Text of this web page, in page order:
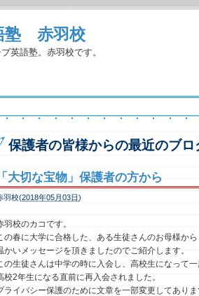
塾 赤羽校
英語塾。赤羽校です。
保護者の皆様からの最近のブロ
「大切な宝物」保護者の方から
羽校(2018年05月03日)
羽校のカコです。
の春に大学に合格した、ある生徒さんのお母様から
かいメッセージを頂きましたのでご紹介します。
の生徒さんは中学の時に入会し、高校生になって一
校2年生になる直前に再入会されました。
ライバシー保護のために文章を一部変更してありま